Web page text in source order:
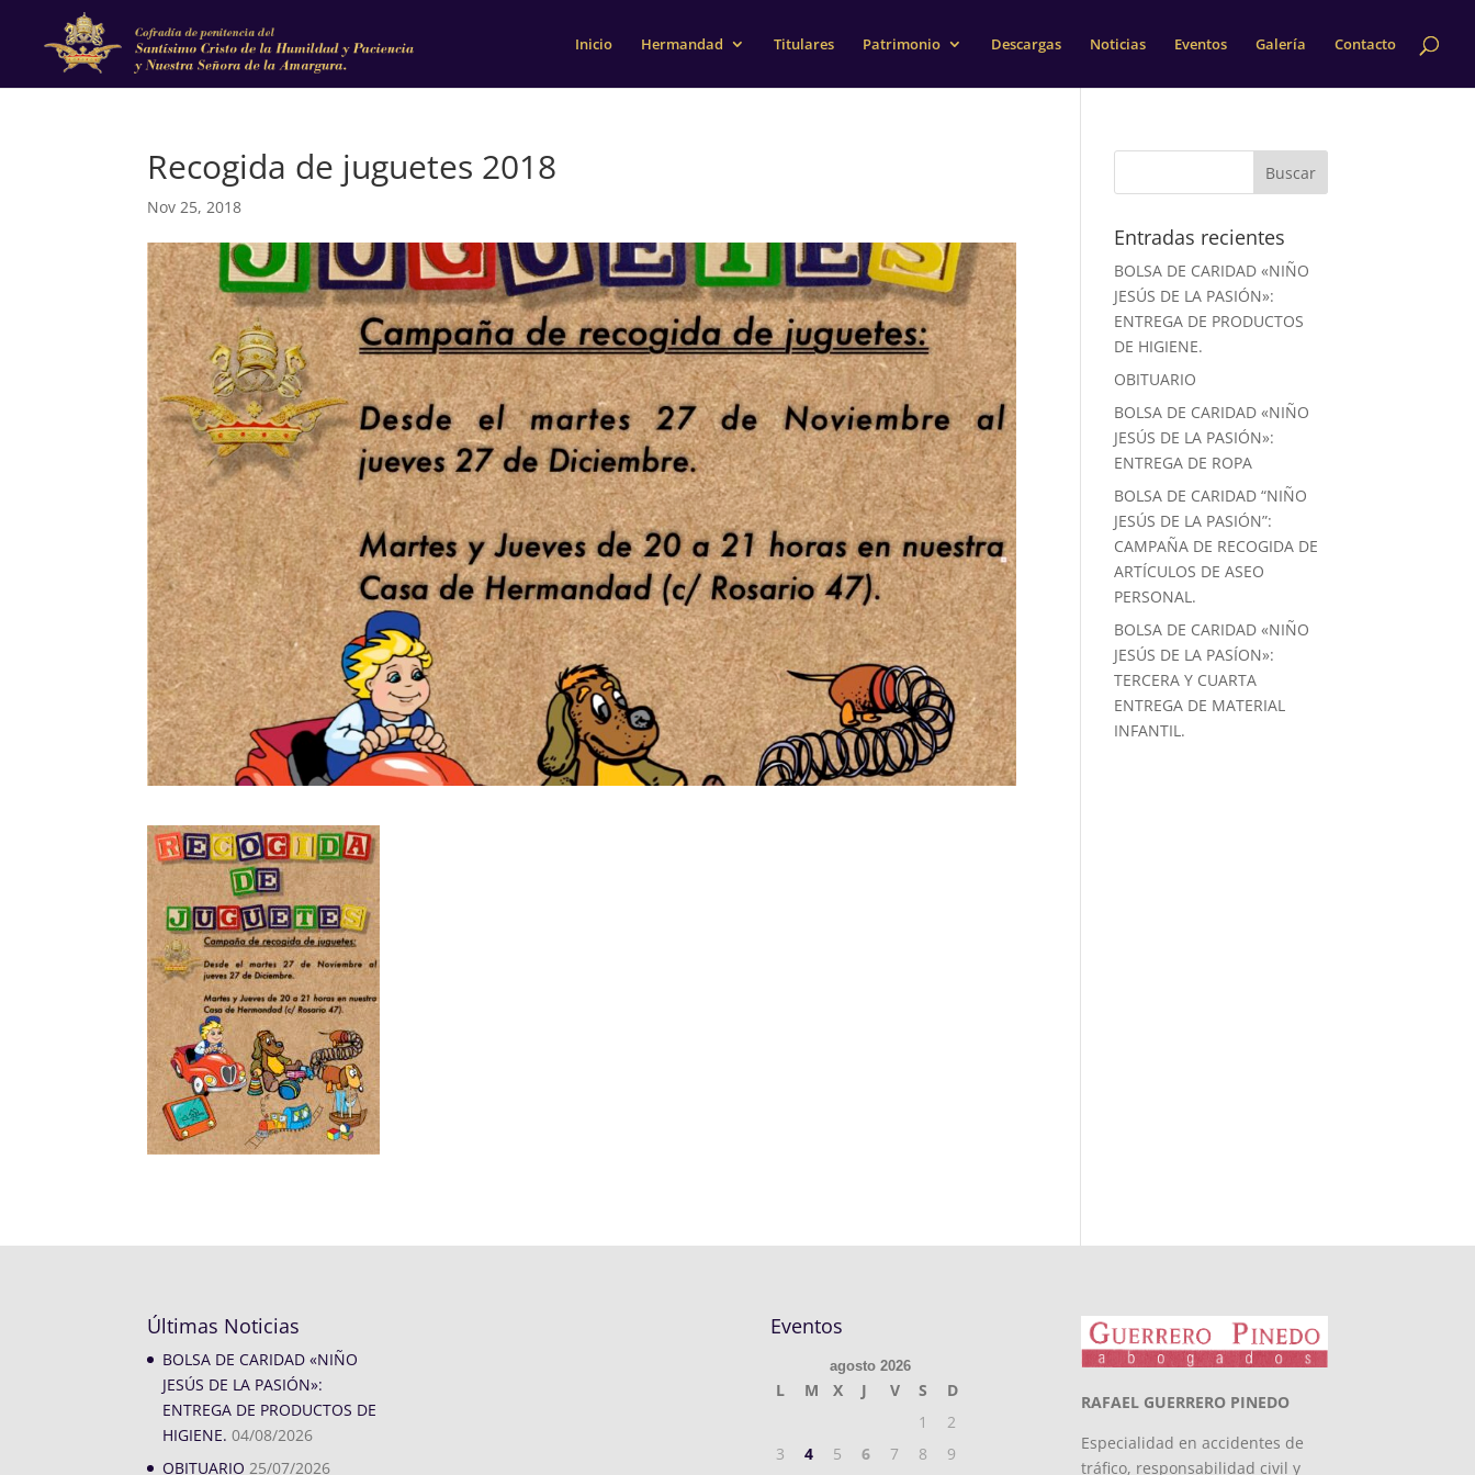
Inicio Hermandad Titulares Patrimonio Descargas Noticias Eventos Galería Contacto
Recogida de juguetes 2018
Nov 25, 2018
Entradas recientes
BOLSA DE CARIDAD «NIÑO
JESÚS DE LA PASIÓN»:
ENTREGA DE PRODUCTOS
DE HIGIENE.
OBITUARIO
BOLSA DE CARIDAD «NIÑO
JESÚS DE LA PASIÓN»:
ENTREGA DE ROPA
BOLSA DE CARIDAD “NIÑO
JESÚS DE LA PASIÓN”:
CAMPAÑA DE RECOGIDA DE
ARTÍCULOS DE ASEO
PERSONAL.
BOLSA DE CARIDAD «NIÑO
JESÚS DE LA PASÍON»:
TERCERA Y CUARTA
ENTREGA DE MATERIAL
INFANTIL.
Últimas Noticias
BOLSA DE CARIDAD «NIÑO
JESÚS DE LA PASIÓN»:
ENTREGA DE PRODUCTOS DE
HIGIENE. 04/08/2026
OBITUARIO 25/07/2026
Eventos
agosto 2026
L M X J V S
D
1
2
3
4 5 6 7 8 9
RAFAEL GUERRERO PINEDO
Especialidad en accidentes de
tráfico, responsabilidad civil y